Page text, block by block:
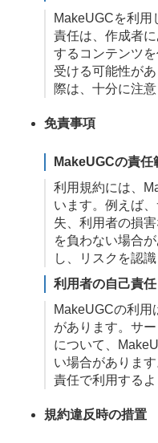
MakeUGCを利用
責任は、作成者
するコンテンツ
受ける可能性が
際は、十分に注意
免責事項
MakeUGCの責任
利用規約には、
います。例えば
失、利用者の損
を負わない場合
し、リスクを認
利用者の自己責任
MakeUGCの利用
があります。サ
について、
い場合がありま
責任で利用するよ
規約違反時の措置